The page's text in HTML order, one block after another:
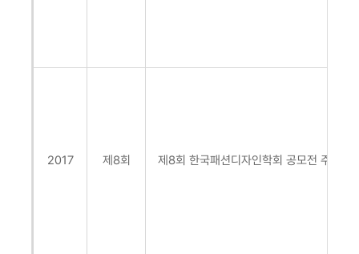
2017 제8회 제8회 한국패션디자인학회 공모전 주제: “